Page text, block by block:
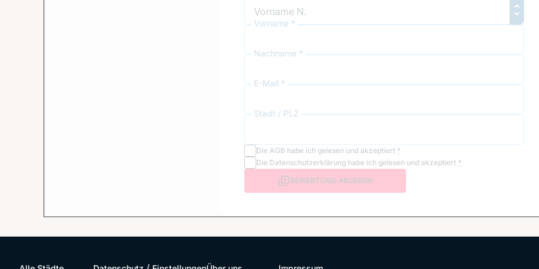
Vorname *
Nachname *
E-Mail *
Stadt / PLZ
Die AGB habe ich gelesen und akzeptiert *
Die Datenschutzerklärung habe ich gelesen und akzeptiert *
BEWERTUNG ABGEBEN